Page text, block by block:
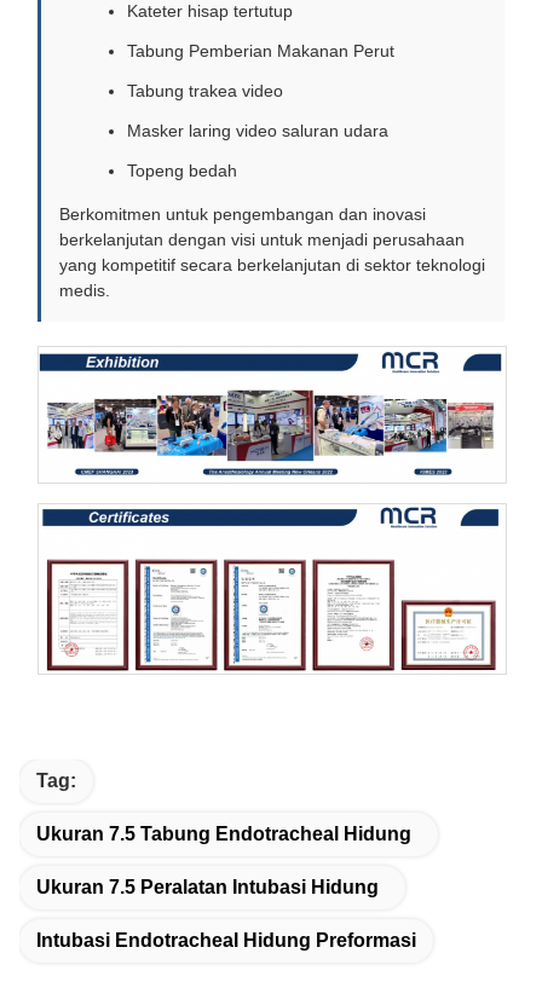
Kateter hisap tertutup
Tabung Pemberian Makanan Perut
Tabung trakea video
Masker laring video saluran udara
Topeng bedah
Berkomitmen untuk pengembangan dan inovasi
berkelanjutan dengan visi untuk menjadi perusahaan
yang kompetitif secara berkelanjutan di sektor teknologi
medis.
Tag:
Ukuran 7.5 Tabung Endotracheal Hidung
Ukuran 7.5 Peralatan Intubasi Hidung
Intubasi Endotracheal Hidung Preformasi